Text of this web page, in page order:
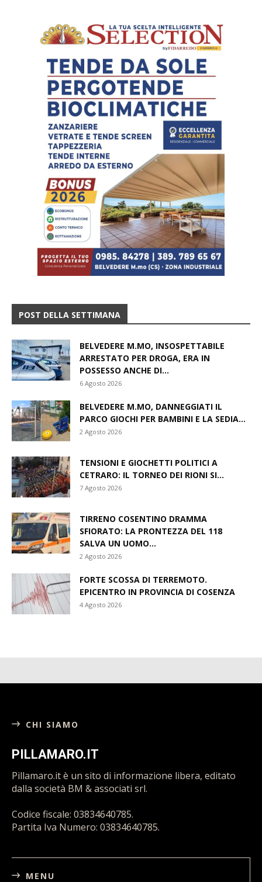
POST DELLA SETTIMANA
BELVEDERE M.MO, INSOSPETTABILE
ARRESTATO PER DROGA, ERA IN
POSSESSO ANCHE DI...
6 Agosto 2026
BELVEDERE M.MO, DANNEGGIATI IL
PARCO GIOCHI PER BAMBINI E LA SEDIA...
2 Agosto 2026
TENSIONI E GIOCHETTI POLITICI A
CETRARO: IL TORNEO DEI RIONI SI...
7 Agosto 2026
TIRRENO COSENTINO DRAMMA
SFIORATO: LA PRONTEZZA DEL 118
SALVA UN UOMO...
2 Agosto 2026
FORTE SCOSSA DI TERREMOTO.
EPICENTRO IN PROVINCIA DI COSENZA
4 Agosto 2026
CHI SIAMO
PILLAMARO.IT
Pillamaro.it è un sito di informazione libera, editato
dalla società BM & associati srl.
Codice fiscale: 03834640785.
Partita Iva Numero: 03834640785.
MENU